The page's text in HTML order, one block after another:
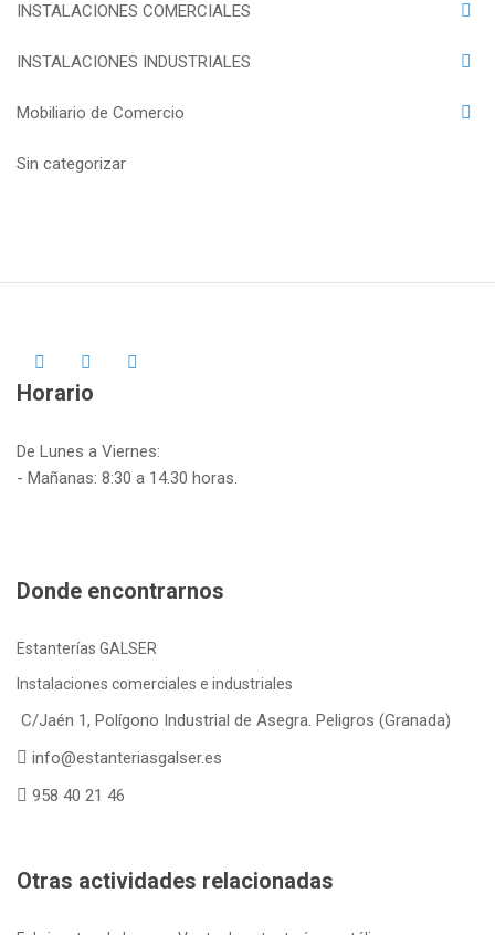
INSTALACIONES COMERCIALES
INSTALACIONES INDUSTRIALES
Mobiliario de Comercio
Sin categorizar
Horario
De Lunes a Viernes:
- Mañanas: 8:30 a 14.30 horas.
Donde encontrarnos
Estanterías GALSER
Instalaciones comerciales e industriales
C/Jaén 1, Polígono Industrial de Asegra. Peligros (Granada)
info@estanteriasgalser.es
958 40 21 46
Otras actividades relacionadas